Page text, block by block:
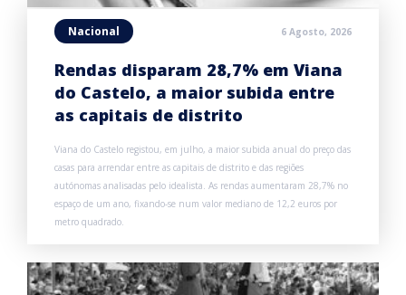
Nacional 6 Agosto, 2026
Rendas disparam 28,7% em Viana
do Castelo, a maior subida entre
as capitais de distrito
Viana do Castelo registou, em julho, a maior subida anual do preço das
casas para arrendar entre as capitais de distrito e das regiões
autónomas analisadas pelo idealista. As rendas aumentaram 28,7% no
espaço de um ano, fixando-se num valor mediano de 12,2 euros por
metro quadrado.